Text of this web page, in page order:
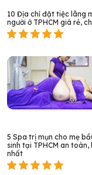
10 Địa chỉ đặt tiệc lãng
người ở TPHCM giá rẻ,
5 Spa trị mụn cho mẹ
sinh tại TPHCM an toàn,
nhất